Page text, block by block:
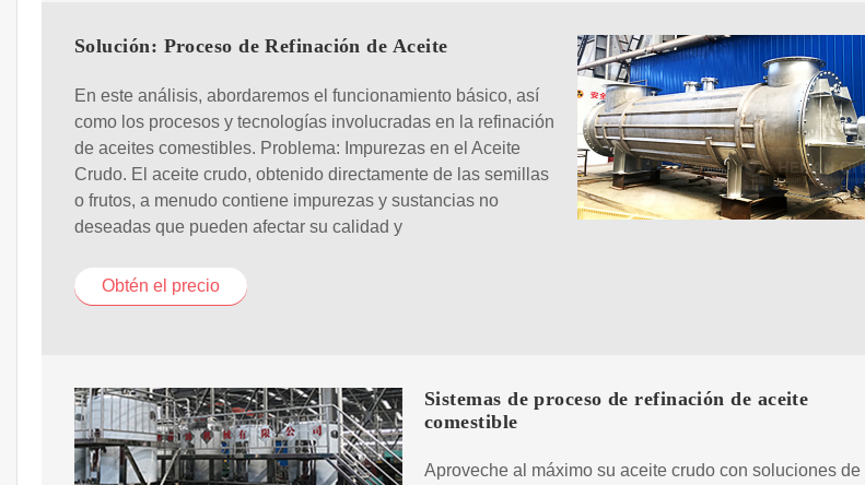
Solución: Proceso de Refinación de Aceite
En este análisis, abordaremos el funcionamiento básico, así
como los procesos y tecnologías involucradas en la refinación
de aceites comestibles. Problema: Impurezas en el Aceite
Crudo. El aceite crudo, obtenido directamente de las semillas
o frutos, a menudo contiene impurezas y sustancias no
deseadas que pueden afectar su calidad y
Obtén el precio
Sistemas de proceso de refinación de aceite
comestible
Aproveche al máximo su aceite crudo con soluciones de